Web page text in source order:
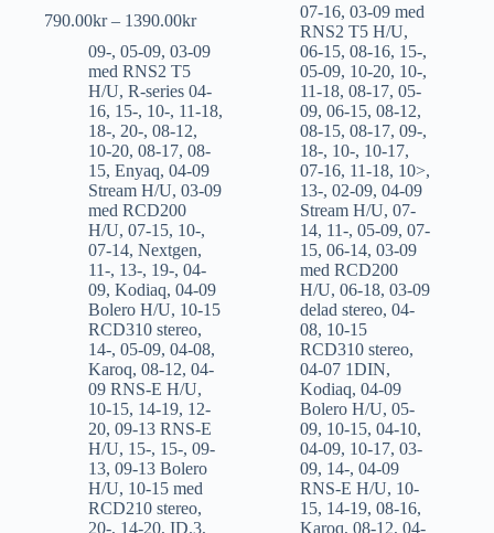
790.00kr – 1390.00kr
09-, 05-09, 03-09
med RNS2 T5
H/U, R-series 04-
16, 15-, 10-, 11-18,
18-, 20-, 08-12,
10-20, 08-17, 08-
15, Enyaq, 04-09
Stream H/U, 03-09
med RCD200
H/U, 07-15, 10-,
07-14, Nextgen,
11-, 13-, 19-, 04-
09, Kodiaq, 04-09
Bolero H/U, 10-15
RCD310 stereo,
14-, 05-09, 04-08,
Karoq, 08-12, 04-
09 RNS-E H/U,
10-15, 14-19, 12-
20, 09-13 RNS-E
H/U, 15-, 15-, 09-
13, 09-13 Bolero
H/U, 10-15 med
RCD210 stereo,
20-, 14-20, ID.3,
07-16,03-09 med
RNS2 T5 H/U,
06-15,08-16, 15-,
05-09, 10-20, 10-,
11-18,08-17,05-
09,06-15,08-12,
08-15,08-17,09-,
18-, 10-, 10-17,
07-16, 11-18, 10>,
13-,02-09,04-09
Stream H/U,07-
14, 11-,05-09,07-
15,06-14,03-09
med RCD200
H/U,06-18,03-09
delad stereo,04-
08, 10-15
RCD310 stereo,
04-07 1DIN,
Kodiaq,04-09
Bolero H/U,05-
09, 10-15,04-10,
04-09, 10-17,03-
09, 14-,04-09
RNS-E H/U, 10-
15, 14-19,08-16,
Karoq,08-12,04-